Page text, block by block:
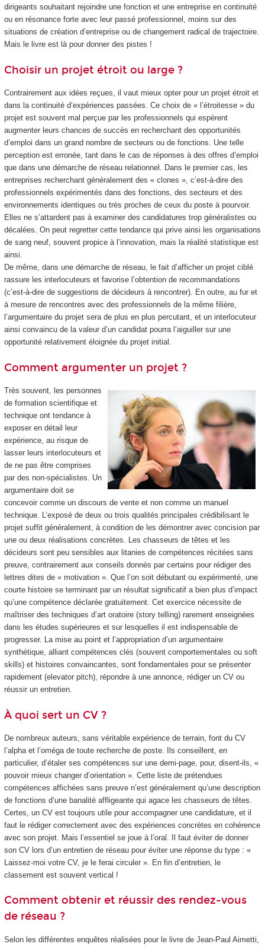
dirigeants souhaitant rejoindre une fonction et une entreprise en continuité
ou en résonance forte avec leur passé professionnel, moins sur des
situations de création d’entreprise ou de changement radical de trajectoire.
Mais le livre est là pour donner des pistes !
Choisir un projet étroit ou large ?
Contrairement aux idées reçues, il vaut mieux opter pour un projet étroit et
dans la continuité d’expériences passées. Ce choix de « l’étroitesse » du
projet est souvent mal perçue par les professionnels qui espèrent
augmenter leurs chances de succès en recherchant des opportunités
d’emploi dans un grand nombre de secteurs ou de fonctions. Une telle
perception est erronée, tant dans le cas de réponses à des offres d’emploi
que dans une démarche de réseau relationnel. Dans le premier cas, les
entreprises recherchant généralement des « clones », c’est-à-dire des
professionnels expérimentés dans des fonctions, des secteurs et des
environnements identiques ou très proches de ceux du poste à pourvoir.
Elles ne s’attardent pas à examiner des candidatures trop généralistes ou
décalées. On peut regretter cette tendance qui prive ainsi les organisations
de sang neuf, souvent propice à l’innovation, mais la réalité statistique est
ainsi.
De même, dans une démarche de réseau, le fait d’afficher un projet ciblé
rassure les interlocuteurs et favorise l’obtention de recommandations
(c’est-à-dire de suggestions de décideurs à rencontrer). En outre, au fur et
à mesure de rencontres avec des professionnels de la même filière,
l’argumentaire du projet sera de plus en plus percutant, et un interlocuteur
ainsi convaincu de la valeur d’un candidat pourra l’aiguiller sur une
opportunité relativement éloignée du projet initial.
Comment argumenter un projet ?
Très souvent, les personnes
de formation scientifique et
technique ont tendance à
exposer en détail leur
expérience, au risque de
lasser leurs interlocuteurs et
de ne pas être comprises
par des non-spécialistes. Un
argumentaire doit se
concevoir comme un discours de vente et non comme un manuel
technique. L’exposé de deux ou trois qualités principales crédibilisant le
projet suffit généralement, à condition de les démontrer avec concision par
une ou deux réalisations concrètes. Les chasseurs de têtes et les
décideurs sont peu sensibles aux litanies de compétences récitées sans
preuve, contrairement aux conseils donnés par certains pour rédiger des
lettres dites de « motivation ». Que l’on soit débutant ou expérimenté, une
courte histoire se terminant par un résultat significatif a bien plus d’impact
qu’une compétence déclarée gratuitement. Cet exercice nécessite de
maîtriser des techniques d’art oratoire (story telling) rarement enseignées
dans les études supérieures et sur lesquelles il est indispensable de
progresser. La mise au point et l’appropriation d’un argumentaire
synthétique, alliant compétences clés (souvent comportementales ou soft
skills) et histoires convaincantes, sont fondamentales pour se présenter
rapidement (elevator pitch), répondre à une annonce, rédiger un CV ou
réussir un entretien.
À quoi sert un CV ?
De nombreux auteurs, sans véritable expérience de terrain, font du CV
l’alpha et l’oméga de toute recherche de poste. Ils conseillent, en
particulier, d’étaler ses compétences sur une demi-page, pour, disent-ils, «
pouvoir mieux changer d’orientation ». Cette liste de prétendues
compétences affichées sans preuve n’est généralement qu’une description
de fonctions d’une banalité affligeante qui agace les chasseurs de têtes.
Certes, un CV est toujours utile pour accompagner une candidature, et il
faut le rédiger correctement avec des expériences concrètes en cohérence
avec son projet. Mais l’essentiel se joue à l’oral. Il faut éviter de donner
son CV lors d’un entretien de réseau pour éviter une réponse du type : «
Laissez-moi votre CV, je le ferai circuler ». En fin d’entretien, le
classement est souvent vertical !
Comment obtenir et réussir des rendez-vous
de réseau ?
Selon les différentes enquêtes réalisées pour le livre de Jean-Paul Aimetti,